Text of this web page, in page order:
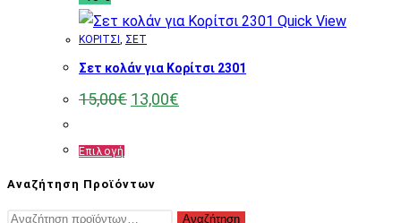
Quick View
ΚΟΡΙΤΣΙ, ΣΕΤ
Σετ κολάν για Κορίτσι 2301
15,00€ Original
price
13,00€
τρέχουσα
ΕπιλογήΑυτό
Αναζήτηση Προϊόντων
Αναζήτηση
Αναζήτηση